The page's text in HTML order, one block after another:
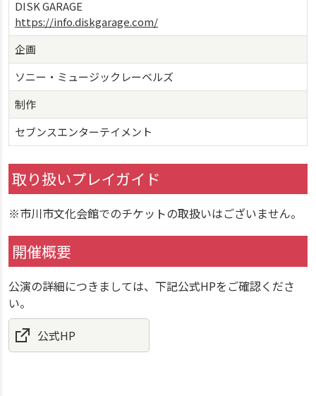
DISK GARAGE
https://info.diskgarage.com/
企画
ソニー・ミュージックレーベルズ
制作
セブンスエンターテイメント
取り扱いプレイガイド
※市川市文化会館でのチケットの取扱いはございません。
開催概要
公演の詳細につきましては、下記公式HPをご確認くださ
い。
公式HP